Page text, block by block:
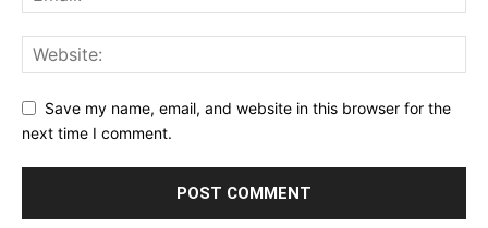
Save my name, email, and website in this browser for the
next time I comment.